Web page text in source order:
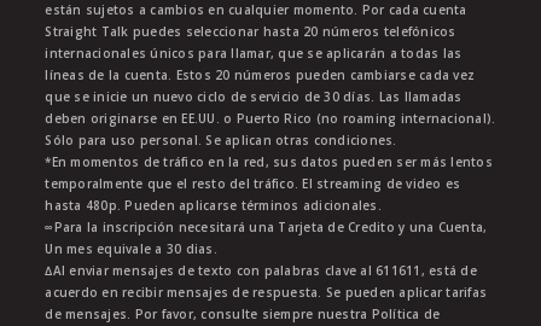
están sujetos a cambios en cualquier momento. Por cada cuenta
Straight Talk puedes seleccionar hasta 20 números telefónicos
internacionales únicos para llamar, que se aplicarán a todas las
líneas de la cuenta. Estos 20 números pueden cambiarse cada vez
que se inicie un nuevo ciclo de servicio de 30 días. Las llamadas
deben originarse en EE.UU. o Puerto Rico (no roaming internacional).
Sólo para uso personal. Se aplican otras condiciones.
*En momentos de tráfico en la red, sus datos pueden ser más lentos
temporalmente que el resto del tráfico. El streaming de video es
hasta 480p. Pueden aplicarse términos adicionales.
∞Para la inscripción necesitará una Tarjeta de Credito y una Cuenta,
Un mes equivale a 30 dias.
∆Al enviar mensajes de texto con palabras clave al 611611, está de
acuerdo en recibir mensajes de respuesta. Se pueden aplicar tarifas
de mensajes. Por favor, consulte siempre nuestra Política de